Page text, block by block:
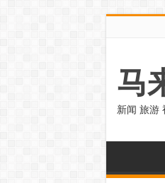
马
新闻 旅游